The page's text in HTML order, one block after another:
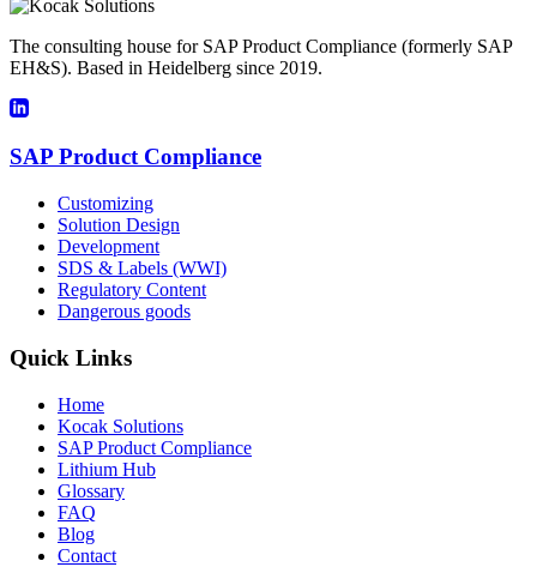
The consulting house for SAP Product Compliance (formerly SAP
EH&S). Based in Heidelberg since 2019.
SAP Product Compliance
Customizing
Solution Design
Development
SDS & Labels (WWI)
Regulatory Content
Dangerous goods
Quick Links
Home
Kocak Solutions
SAP Product Compliance
Lithium Hub
Glossary
FAQ
Blog
Contact